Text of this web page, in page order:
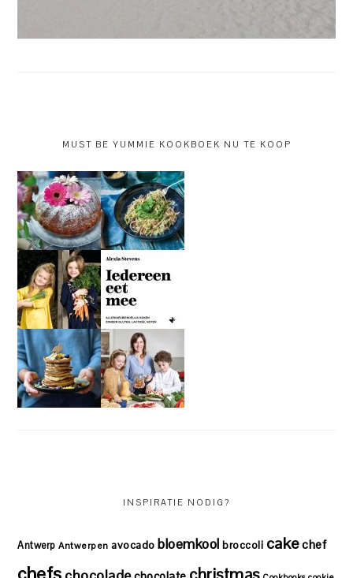
MUST BE YUMMIE KOOKBOEK NU TE KOOP
INSPIRATIE NODIG?
Antwerp Antwerpen avocado bloemkool broccoli cakechef